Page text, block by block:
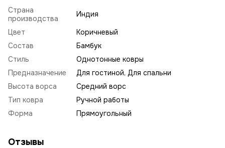
Страна
производства
Индия
Цвет
Коричневый
Состав
Бамбук
Стиль
Однотонные ковры
Предназначение
Для гостиной, Для спальни
Высота ворса
Средний ворс
Тип ковра
Ручной работы
Форма
Прямоугольный
Отзывы